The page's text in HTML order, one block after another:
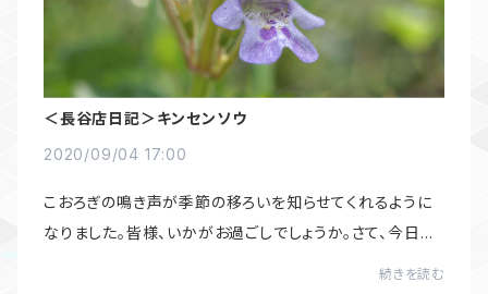
＜長谷店日記＞キンセンソウ
2020/09/04 17:00
こおろぎの鳴き声が季節の移ろいを知らせてくれるように
なりました。皆様、いかがお過ごしでしょうか。さて、今日は
続きを読む